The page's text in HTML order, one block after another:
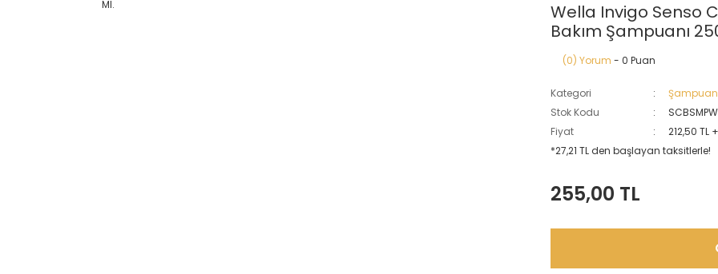
Wella Invigo Senso
Bakım Şampuanı
(0) Yorum - 0 Puan
Kategori
Şampuan
Stok Kodu
Fiyat
212,50 TL
*27,21 TL den başlayan taksitlerle!
255,00 TL